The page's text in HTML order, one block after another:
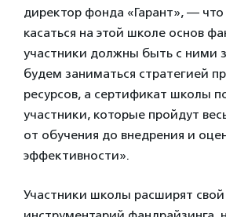
директор фонда «Гарант», —
касаться на этой школе основ
участники должны быть с ними
будем заниматься стратегией
ресурсов, а сертификат школы
участники, которые пройдут
от обучения до внедрения и
эффективности».
Участники школы расширят свой